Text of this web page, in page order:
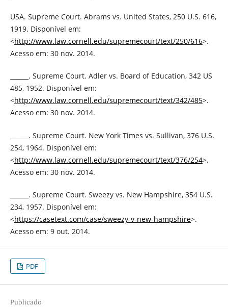
USA. Supreme Court. Abrams vs. United States, 250 U.S. 616,
1919. Disponível em:
<http://www.law.cornell.edu/supremecourt/text/250/616>.
Acesso em: 30 nov. 2014.
______. Supreme Court. Adler vs. Board of Education, 342 US
485, 1952. Disponível em:
<http://www.law.cornell.edu/supremecourt/text/342/485>.
Acesso em: 30 nov. 2014.
______. Supreme Court. New York Times vs. Sullivan, 376 U.S.
254, 1964. Disponível em:
<http://www.law.cornell.edu/supremecourt/text/376/254>.
Acesso em: 30 nov. 2014.
______. Supreme Court. Sweezy vs. New Hampshire, 354 U.S.
234, 1957. Disponível em:
<https://casetext.com/case/sweezy-v-new-hampshire>.
Acesso em: 9 out. 2014.
PDF
Publicado